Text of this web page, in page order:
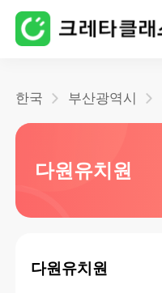
한국 부산광역시
다원유치원
다원유치원